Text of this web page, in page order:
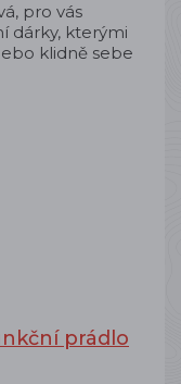
pro vás
dárky, kterými
klidně sebe
prádlo